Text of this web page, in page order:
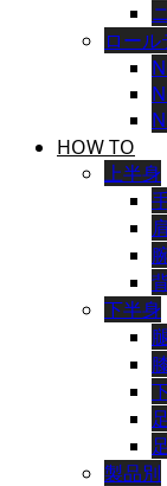
ロー
HOW TO
上半身
肩
下半身
製品別